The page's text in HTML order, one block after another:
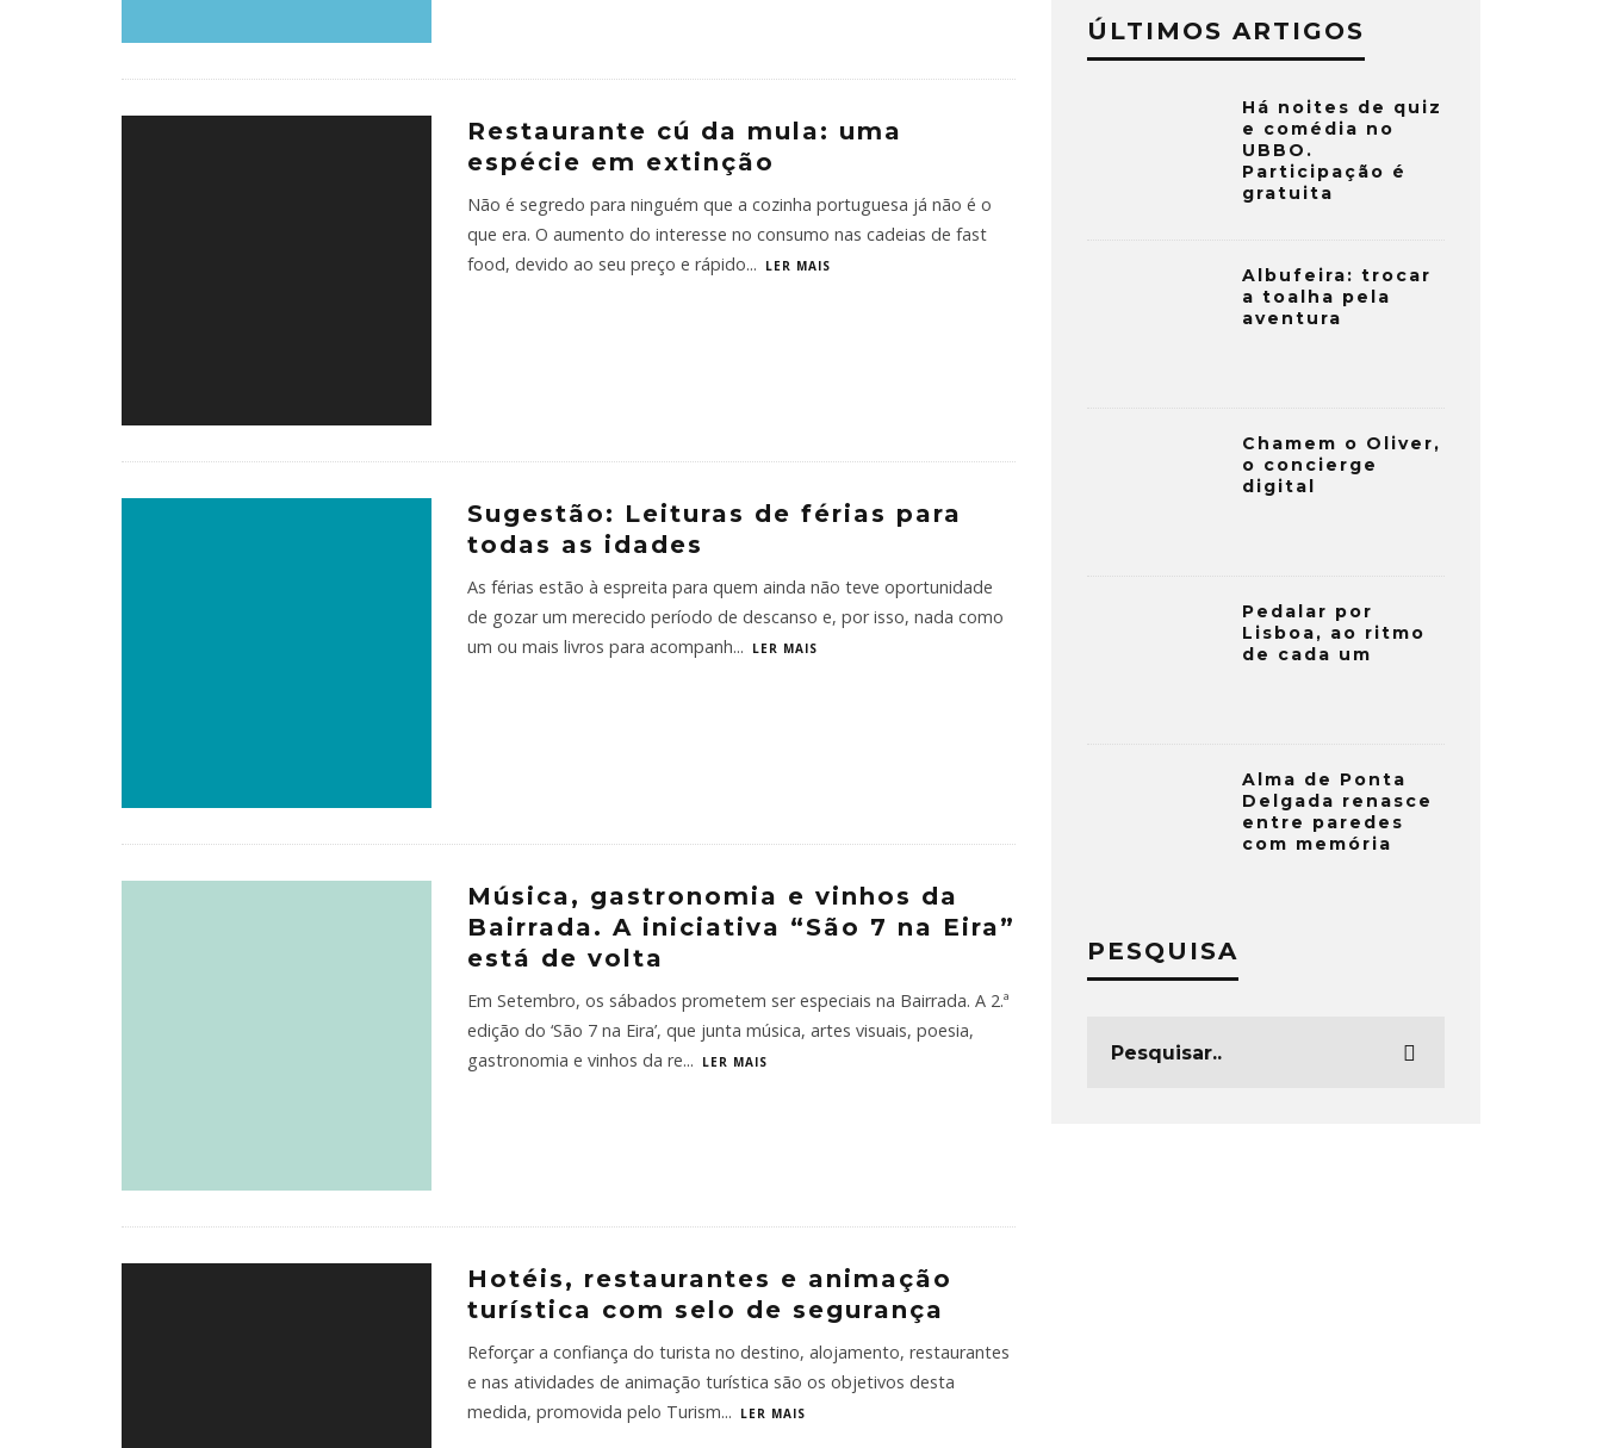
Restaurante cú da mula: uma
espécie em extinção
Não é segredo para ninguém que a cozinha portuguesa já não é o
que era. O aumento do interesse no consumo nas cadeias de fast
food, devido ao seu preço e rápido... LER MAIS
Sugestão: Leituras de férias para
todas as idades
As férias estão à espreita para quem ainda não teve oportunidade
de gozar um merecido período de descanso e, por isso, nada como
um ou mais livros para acompanh... LER MAIS
Música, gastronomia e vinhos da
Bairrada. A iniciativa “São 7 na Eira”
está de volta
Em Setembro, os sábados prometem ser especiais na Bairrada. A 2.ª
edição do ‘São 7 na Eira’, que junta música, artes visuais, poesia,
gastronomia e vinhos da re... LER MAIS
Hotéis, restaurantes e animação
turística com selo de segurança
Reforçar a confiança do turista no destino, alojamento, restaurantes
e nas atividades de animação turística são os objetivos desta
medida, promovida pelo Turism... LER MAIS
ÚLTIMOS ARTIGOS
Há noites de quiz
e comédia no
UBBO.
Participação é
gratuita
Albufeira: trocar
a toalha pela
aventura
Chamem o Oliver,
o concierge
digital
Pedalar por
Lisboa, ao ritmo
de cada um
Alma de Ponta
Delgada renasce
entre paredes
com memória
PESQUISA